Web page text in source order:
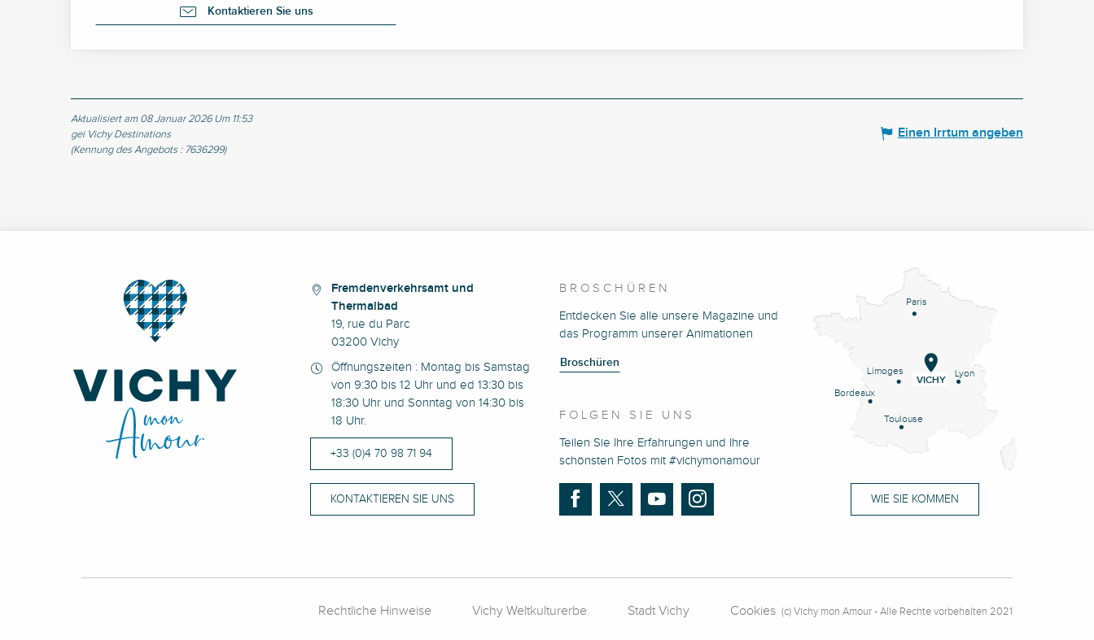
Kontaktieren Sie uns
Aktualisiert am 08 Januar 2026 Um 11:53
gei Vichy Destinations
(Kennung des Angebots : 7636299)
Einen Irrtum angeben
Fremdenverkehrsamt und
Thermalbad
19, rue du Parc
03200 Vichy
Öffnungszeiten : Montag bis Samstag
von 9:30 bis 12 Uhr und ed 13:30 bis
18:30 Uhr und Sonntag von 14:30 bis
18 Uhr.
+33 (0)4 70 98 71 94
KONTAKTIEREN SIE UNS
BROSCHÜREN
Entdecken Sie alle unsere Magazine und
das Programm unserer Animationen
Broschüren
FOLGEN SIE UNS
Teilen Sie Ihre Erfahrungen und Ihre
schönsten Fotos mit #vichymonamour
Paris
Lyon
Limoges
Bordeaux
Toulouse
VICHY
WIE SIE KOMMEN
Rechtliche Hinweise Vichy Weltkulturerbe Stadt Vichy Cookies (c) Vichy mon Amour - Alle Rechte vorbehalten 2021